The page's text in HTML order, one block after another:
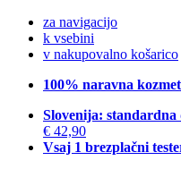
za navigacijo
k vsebini
v nakupovalno košarico
100% naravna
Slovenija: standardna
€ 42,90
Vsaj 1 brezplačni